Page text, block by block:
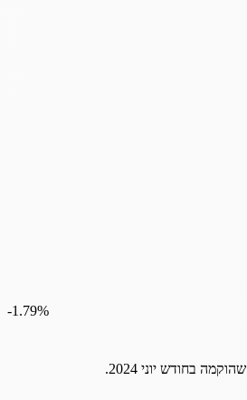
‎-1.79%
שהוקמה בחודש יוני 2024.